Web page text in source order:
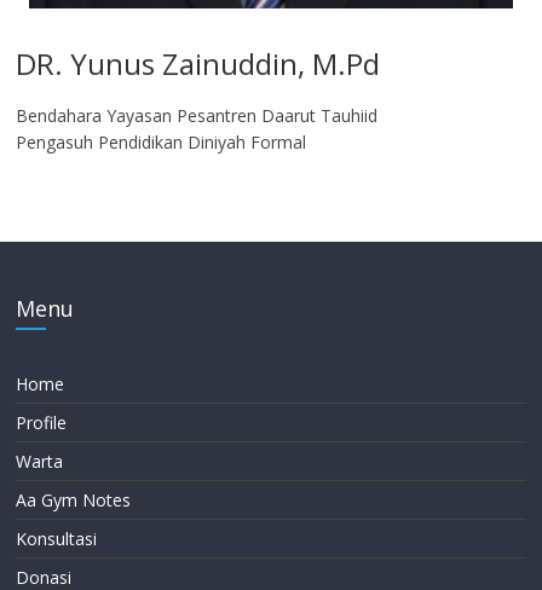
DR. Yunus Zainuddin, M.Pd
Bendahara Yayasan Pesantren Daarut Tauhiid
Pengasuh Pendidikan Diniyah Formal
Menu
Home
Profile
Warta
Aa Gym Notes
Konsultasi
Donasi